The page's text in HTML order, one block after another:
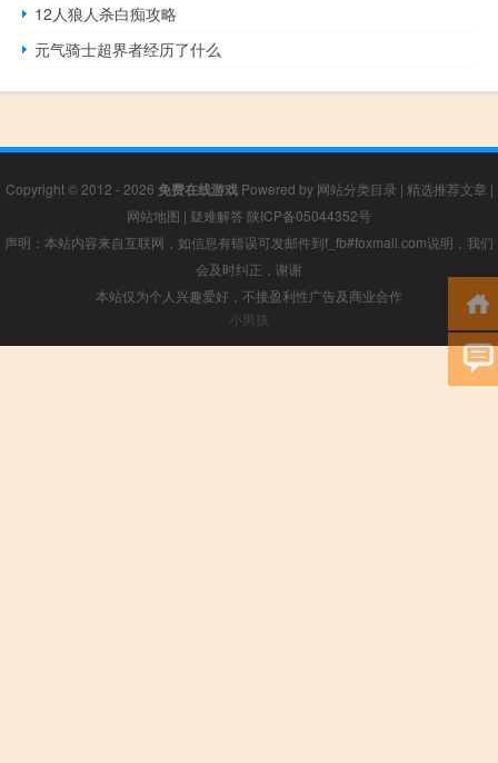
12人狼人杀白痴攻略
元气骑士超界者经历了什么
Copyright © 2012 - 2026 免费在线游戏Powered by 网站分类目录 | 精选推荐文章 |
网站地图 | 疑难解答 陕ICP备05044352号
声明：本站内容来自互联网，如信息有错误可发邮件到f_fb#foxmail.com说明，我们
会及时纠正，谢谢
本站仅为个人兴趣爱好，不接盈利性广告及商业合作
小男孩